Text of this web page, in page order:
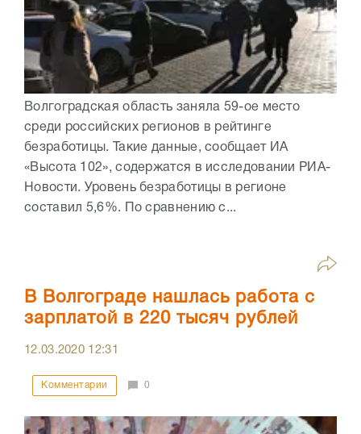
Волгоградская область заняла 59-ое место
среди российских регионов в рейтинге
безработицы. Такие данные, сообщает ИА
«Высота 102», содержатся в исследовании РИА-
Новости. Уровень безработицы в регионе
составил 5,6%. По сравнению с...
В Волгограде нашлась работа с
зарплатой в 220 тысяч рублей
12.03.2020 12:31
Комментарии 0